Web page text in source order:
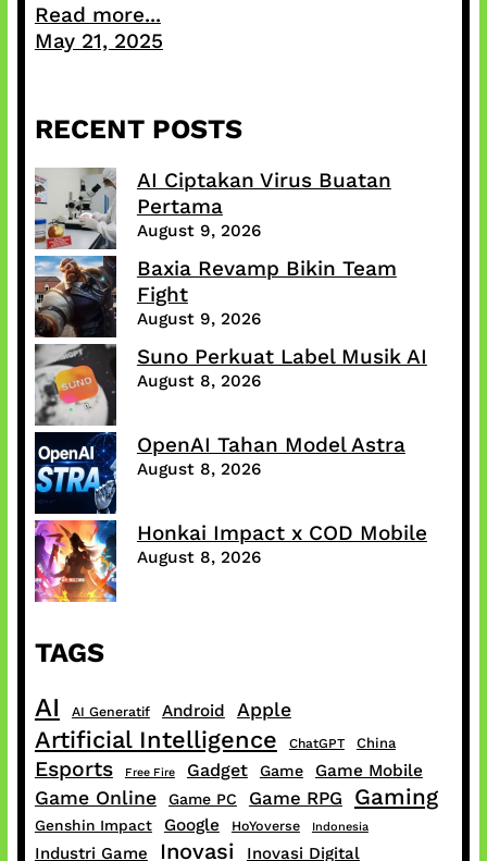
Read more...
May 21, 2025
RECENT POSTS
AI Ciptakan Virus Buatan
Pertama
August 9, 2026
Baxia Revamp Bikin Team
Fight
August 9, 2026
Suno Perkuat Label Musik AI
August 8, 2026
OpenAI Tahan Model Astra
August 8, 2026
Honkai Impact x COD Mobile
August 8, 2026
TAGS
AI AI Generatif Android Apple
Artificial Intelligence ChatGPT China
Esports Free Fire Gadget Game Game Mobile
Game Online Game PC Game RPG Gaming
Genshin Impact Google HoYoverse Indonesia
Industri Game Inovasi Inovasi Digital